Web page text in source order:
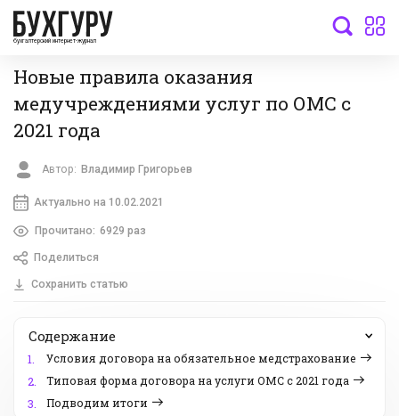
бухгалтерский интернет-журнал
Новые правила оказания
медучреждениями услуг по ОМС с
2021 года
Автор: Владимир Григорьев
Актуально на 10.02.2021
Прочитано: 6929 раз
Поделиться
Сохранить статью
Содержание
1.
Условия договора на обязательное медстрахование
2.
Типовая форма договора на услуги ОМС с 2021 года
3.
Подводим итоги